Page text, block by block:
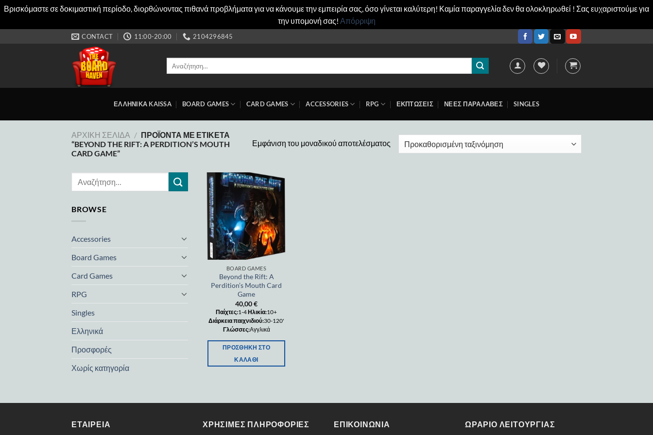
Βρισκόμαστε σε δοκιμαστική περίοδο, διορθώνοντας πιθανά προβλήματα για να κάνουμε την εμπειρία σας, όσο γίνεται καλύτερη! Καμία παραγγελία δεν θα ολοκληρωθεί ! Σας ευχαριστούμε για
την υπομονή σας! Απόρριψη
CONTACT 11:00-20:00 2104296845
ΕΛΛΗΝΙΚΑ KAISSA BOARD GAMES CARD GAMES ACCESSORIES RPG ΕΚΠΤΩΣΕΙΣ ΝΕΕΣ ΠΑΡΑΛΑΒΕΣ SINGLES
ΑΡΧΙΚΉ ΣΕΛΊΔΑ / ΠΡΟΪΌΝΤΑ ΜΕ ΕΤΙΚΈΤΑ
“BEYOND THE RIFT: A PERDITION’S MOUTH
CARD GAME”
Εμφάνιση του μοναδικού αποτελέσματος
BROWSE
Accessories
Board Games
Card Games
RPG
Singles
Ελληνικά
Προσφορές
Χωρίς κατηγορία
Add to
wishlist
BOARD GAMES
Beyond the Rift: A
Perdition’s Mouth Card
Game
40,00€
Παίχτες:1-4Ηλικία:10+
Διάρκεια παιχνιδιού:30-120'
Γλώσσες:Αγγλικά
ΠΡΟΣΘΉΚΗ ΣΤΟ
ΚΑΛΆΘΙ
ΕΤΑΙΡΕΊΑ ΧΡΉΣΙΜΕΣ ΠΛΗΡΟΦΟΡΊΕΣ ΕΠΙΚΟΙΝΩΝΊΑ ΩΡΑΡΙΟ ΛΕΙΤΟΥΡΓΙΑΣ